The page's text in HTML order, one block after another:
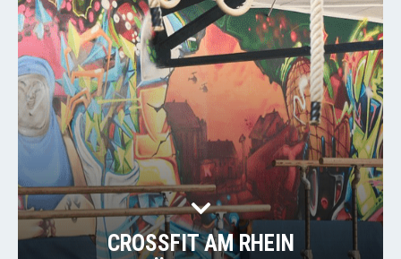
CROSSFIT AM RHEIN